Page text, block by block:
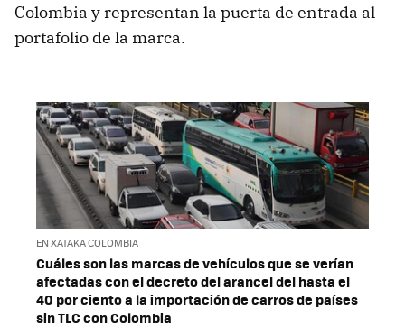
Colombia y representan la puerta de entrada al
portafolio de la marca.
EN XATAKA COLOMBIA
Cuáles son las marcas de vehículos que se verían
afectadas con el decreto del arancel del hasta el
40 por ciento a la importación de carros de países
sin TLC con Colombia